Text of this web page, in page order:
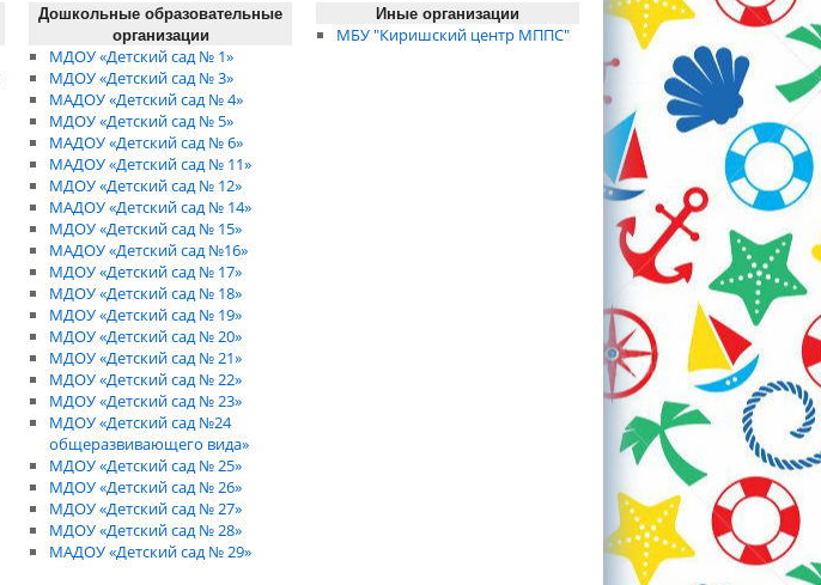
Дошкольные образовательные
организации
МДОУ «Детский сад № 1»
МДОУ «Детский сад № 3»
МАДОУ «Детский сад № 4»
МДОУ «Детский сад № 5»
МАДОУ «Детский сад № 6»
МАДОУ «Детский сад № 11»
МДОУ «Детский сад № 12»
МАДОУ «Детский сад № 14»
МДОУ «Детский сад № 15»
МАДОУ «Детский сад №16»
МДОУ «Детский сад № 17»
МДОУ «Детский сад № 18»
МДОУ «Детский сад № 19»
МДОУ «Детский сад № 20»
МДОУ «Детский сад № 21»
МДОУ «Детский сад № 22»
МДОУ «Детский сад № 23»
МДОУ «Детский сад №24
общеразвивающего вида»
МДОУ «Детский сад № 25»
МДОУ «Детский сад № 26»
МДОУ «Детский сад № 27»
МДОУ «Детский сад № 28»
МАДОУ «Детский сад № 29»
Иные организации
МБУ "Киришский центр МППС"